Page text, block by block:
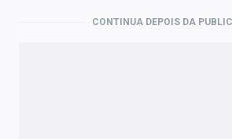
CONTINUA DEPOIS DA